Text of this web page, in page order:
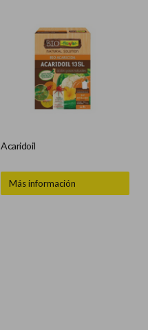
Acaridoil
Más información